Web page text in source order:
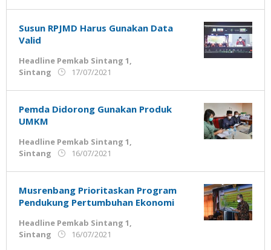
Ujung
Jemari
Susun RPJMD Harus Gunakan Data
Valid
Headline Pemkab Sintang 1,
Sintang
17/07/2021
Ujung
Jemari
Pemda Didorong Gunakan Produk
UMKM
Headline Pemkab Sintang 1,
Sintang
16/07/2021
Ujung
Jemari
Musrenbang Prioritaskan Program
Pendukung Pertumbuhan Ekonomi
Headline Pemkab Sintang 1,
Sintang
16/07/2021